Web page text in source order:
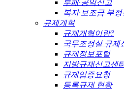
부패·공익신고
복지·보조금 부
규제개혁
규제개혁이란?
국무조정실 규제
규제정보포털
지방규제신고센
규제입증요청
등록규제 현황